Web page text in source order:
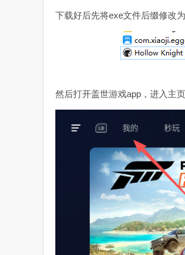
下载好后先将exe文件后缀修改
然后打开盖世游戏app，进入主